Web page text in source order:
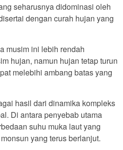
seharusnya didominasi oleh
dengan curah hujan yang
musim ini lebih rendah
hujan, namun hujan tetap turun
melebihi ambang batas yang
hasil dari dinamika kompleks
Di antara penyebab utama
suhu muka laut yang
yang terus berlanjut.